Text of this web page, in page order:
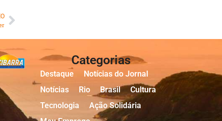
Categorias
Destaque
Notícias do Jornal
Notícias
Rio Brasil
Cultura
Tecnologia
Ação Solidária